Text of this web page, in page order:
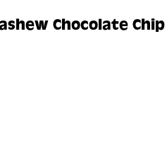
Chocolate Chip